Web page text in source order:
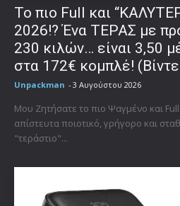
To πιο Full και
2026!? Ένα ΤΕΡΑΣ με
230 κιλών… είναι 3,50
στα 172€ κομπλέ!
Unpackman - 3 Αυγούστου 2026
Μου Ζητήσατε το πιο Ψαγμένο και Full
απίστευτα ποιοτικό, γρήγορο και
"τεράστιο"...